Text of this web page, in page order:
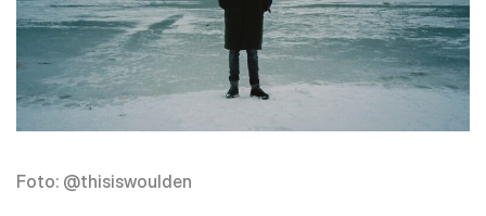
Foto: @thisiswoulden